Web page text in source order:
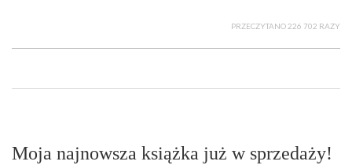
PRZECZYTANO 226 702 RAZY
Moja najnowsza książka już w sprzedaży!